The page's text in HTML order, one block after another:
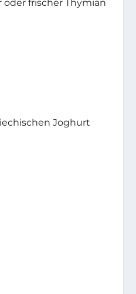
oder frischer Thymian
Joghurt